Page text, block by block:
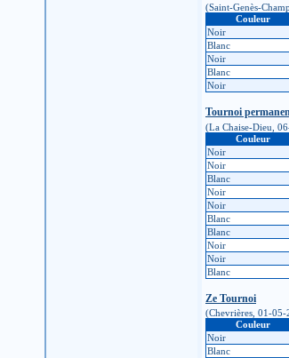
(Saint-Genès-
Couleur
Noir
Blanc
Noir
Blanc
Noir
Tournoi
(La Chaise-Dieu,
Couleur
Noir
Noir
Blanc
Noir
Noir
Blanc
Blanc
Noir
Noir
Blanc
Ze Tournoi
(Chevrières, 01-
Couleur
Noir
Blanc